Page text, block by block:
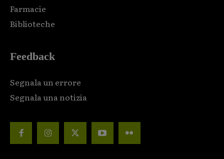
Farmacie
Biblioteche
Feedback
Segnala un errore
Segnala una notizia